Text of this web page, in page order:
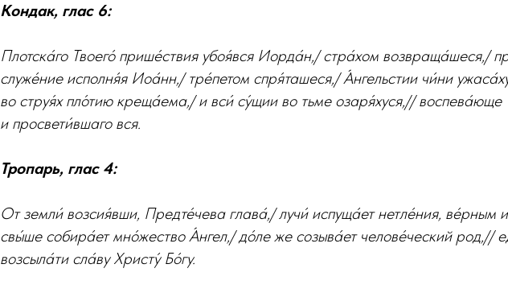
Кондак, глас 6:
Плотска́го Твоего́ прише́ствия убоя́вся Иорда́н,/ стра́хом возвраща́шеся,/
служе́ние исполня́я Иоа́нн,/ тре́петом спря́ташеся,/ А́нгельстии чи́ни
во струя́х пло́тию креща́ема,/ и вси́ су́щии во тьме озаря́хуся,// воспева́юще
и просвети́вшаго вся.
Тропарь, глас 4:
От земли́ возсия́вши, Предте́чева глава́,/ лучи́ испуща́ет нетле́ния, ве́рным
свы́ше собира́ет мно́жество А́нгел,/ до́ле же созыва́ет челове́ческий род,//
возсыла́ти сла́ву Христу́ Бо́гу.